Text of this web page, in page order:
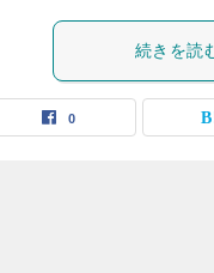
続きを読
0